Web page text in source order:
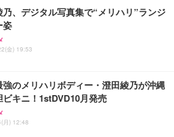
乃、デジタル写真集で“メリハリ”ランジ
姿
金) 19:53
強のメリハリボディー・澄田綾乃が沖縄
ビキニ！1stDVD10月発売
月) 12:48